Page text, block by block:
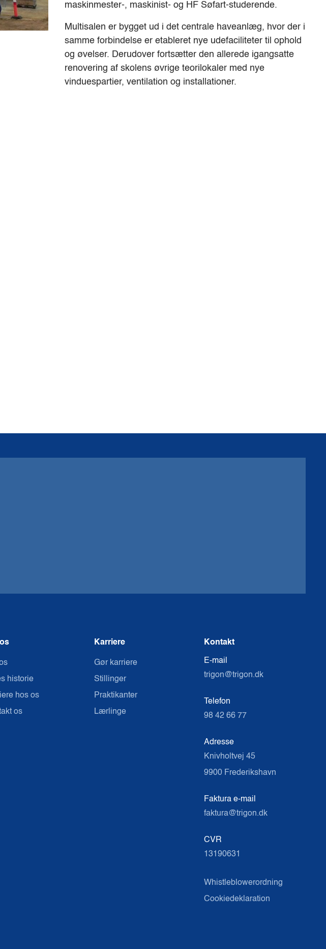
maskinmester-, maskinist- og HF Søfart-studerende.
Multisalen er bygget ud i det centrale haveanlæg, hvor der i
samme forbindelse er etableret nye udefaciliteter til ophold
og øvelser. Derudover fortsætter den allerede igangsatte
renovering af skolens øvrige teorilokaler med nye
vinduespartier, ventilation og installationer.
historie
hos os
os
Karriere
Gør karriere
Stillinger
Praktikanter
Lærlinge
Kontakt
E-mail
trigon@trigon.dk
Telefon
98 42 66 77
Adresse
Knivholtvej 45
9900 Frederikshavn
Faktura e-mail
faktura@trigon.dk
CVR
13190631
Whistleblowerordning
Cookiedeklaration